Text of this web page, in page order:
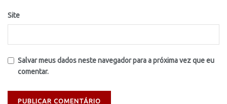
Site
Salvar meus dados neste navegador para a próxima vez que eu
comentar.